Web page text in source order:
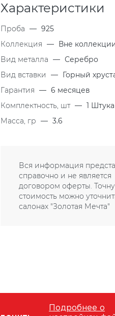
Характеристики
Проба — 925
Коллекция — Вне
Вид металла — Серебро
Вид вставки
— Горный
Гарантия — 6 месяцев
Комплектность, шт — 1 Штука
Масса, гр — 3.6
Вся информация
справочно и не является
договором оферты.
стоимость можно
салонах "Золотая Мечта"
Подробнее о